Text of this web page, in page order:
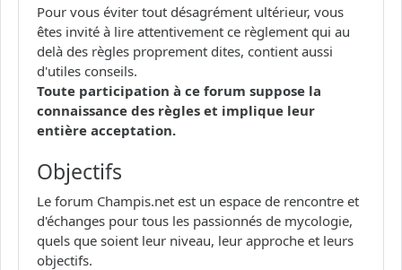
Pour vous éviter tout désagrément ultérieur, vous
êtes invité à lire attentivement ce règlement qui au
delà des règles proprement dites, contient aussi
d'utiles conseils.
Toute participation à ce forum suppose la
connaissance des règles et implique leur
entière acceptation.
Objectifs
Le forum Champis.net est un espace de rencontre et
d'échanges pour tous les passionnés de mycologie,
quels que soient leur niveau, leur approche et leurs
objectifs.